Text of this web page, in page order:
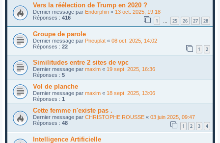
Vers la réélection de Trump en 2020 ?
Dernier message par Endorphin « 13 oct. 2025, 19:18
Réponses : 416 1 25 26 27 28
Groupe de parole
Dernier message par Pneuplat « 08 oct. 2025, 14:02
Réponses : 22 1 2
Similitudes entre 2 sites de vpc
Dernier message par maxim « 19 sept. 2025, 16:36
Réponses : 5
Vol de planche
Dernier message par maxim « 18 sept. 2025, 13:06
Réponses : 1
Cette femme n'existe pas .
Dernier message par CHRISTOPHE ROUSSE « 03 juin 2025, 09:47
Réponses : 48 1 2 3 4
Intelligence Artificielle